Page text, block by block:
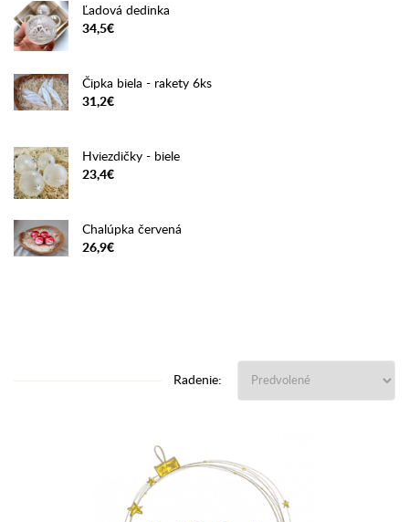
Ľadová dedinka
34,5€
Čipka biela - rakety 6ks
31,2€
Hviezdičky - biele
23,4€
Chalúpka červená
26,9€
Radenie: